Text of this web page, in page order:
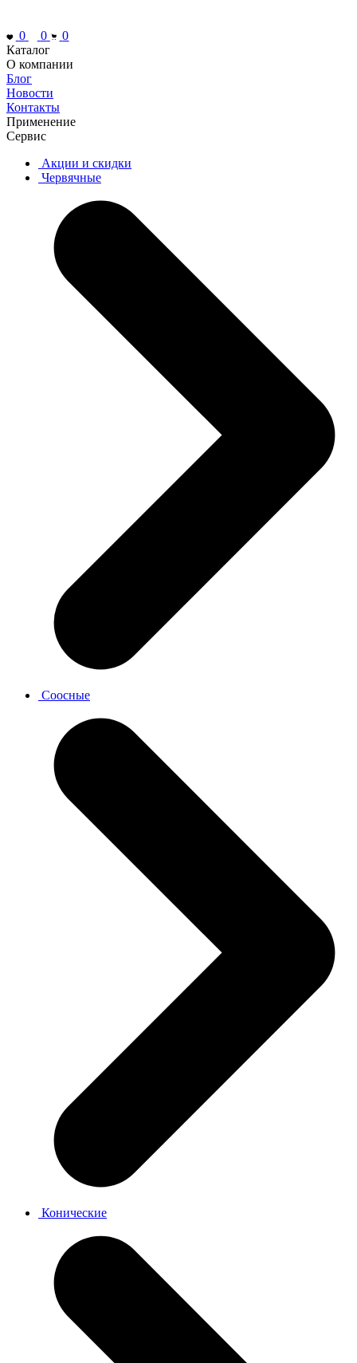
0 0
0
Каталог
О компании
Блог
Новости
Контакты
Применение
Сервис
Акции и скидки
Червячные
Соосные
Конические